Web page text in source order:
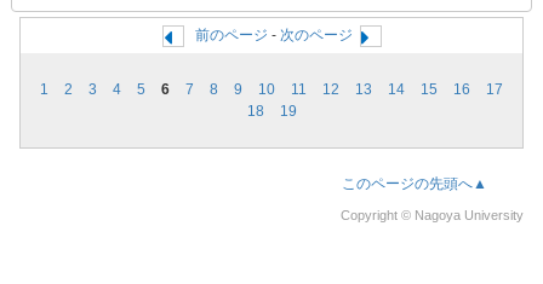
前のページ - 次のページ
1 2 3 4 5 6 7 8 9 10 11 12 13 14 15 16
17
18
19
このページの先頭へ▲
Copyright © Nagoya University